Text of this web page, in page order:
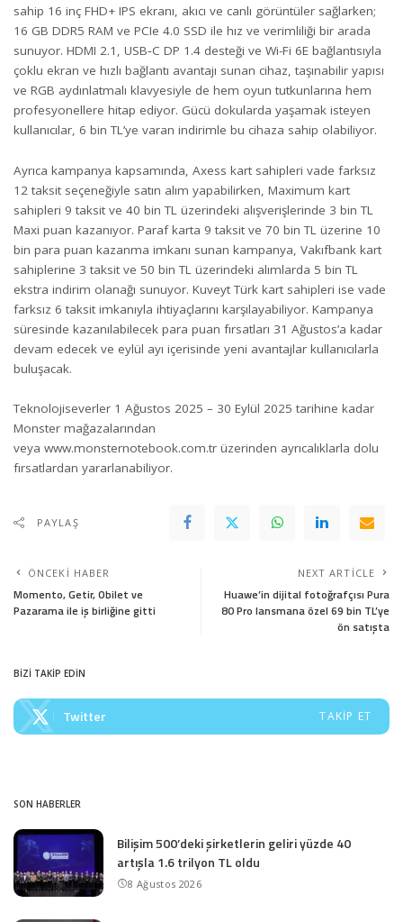
sahip 16 inç FHD+ IPS ekranı, akıcı ve canlı görüntüler sağlarken;
16 GB DDR5 RAM ve PCIe 4.0 SSD ile hız ve verimliliği bir arada
sunuyor. HDMI 2.1, USB‑C DP 1.4 desteği ve Wi-Fi 6E bağlantısıyla
çoklu ekran ve hızlı bağlantı avantajı sunan cihaz, taşınabilir yapısı
ve RGB aydınlatmalı klavyesiyle de hem oyun tutkunlarına hem
profesyonellere hitap ediyor. Gücü dokularda yaşamak isteyen
kullanıcılar, 6 bin TL’ye varan indirimle bu cihaza sahip olabiliyor.
Ayrıca kampanya kapsamında, Axess kart sahipleri vade farksız
12 taksit seçeneğiyle satın alım yapabilirken, Maximum kart
sahipleri 9 taksit ve 40 bin TL üzerindeki alışverişlerinde 3 bin TL
Maxi puan kazanıyor. Paraf karta 9 taksit ve 70 bin TL üzerine 10
bin para puan kazanma imkanı sunan kampanya, Vakıfbank kart
sahiplerine 3 taksit ve 50 bin TL üzerindeki alımlarda 5 bin TL
ekstra indirim olanağı sunuyor. Kuveyt Türk kart sahipleri ise vade
farksız 6 taksit imkanıyla ihtiyaçlarını karşılayabiliyor. Kampanya
süresinde kazanılabilecek para puan fırsatları 31 Ağustos’a kadar
devam edecek ve eylül ayı içerisinde yeni avantajlar kullanıcılarla
buluşacak.
Teknolojiseverler 1 Ağustos 2025 – 30 Eylül 2025 tarihine kadar
Monster mağazalarından
veya www.monsternotebook.com.tr üzerinden ayrıcalıklarla dolu
fırsatlardan yararlanabiliyor.
PAYLAŞ
ÖNCEKI HABER
Momento, Getir, Obilet ve
Pazarama ile iş birliğine gitti
NEXT ARTICLE
Huawe’in dijital fotoğrafçısı Pura
80 Pro lansmana özel 69 bin TL’ye
ön satışta
BİZİ TAKİP EDİN
Twitter TAKIP ET
SON HABERLER
Bilişim 500’deki şirketlerin geliri yüzde 40
artışla 1.6 trilyon TL oldu
8 Ağustos 2026